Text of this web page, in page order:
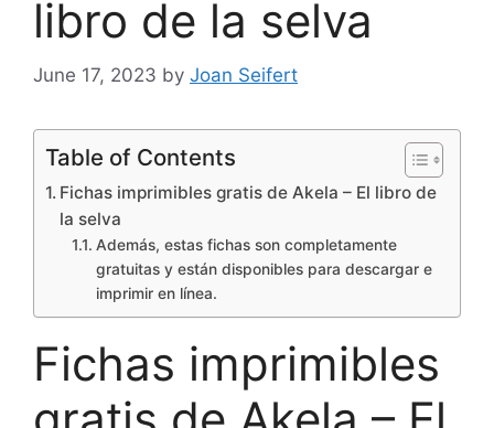
libro de la selva
June 17, 2023 by Joan Seifert
Table of Contents
Fichas imprimibles gratis de Akela – El libro de
la selva
Además, estas fichas son completamente
gratuitas y están disponibles para descargar e
imprimir en línea.
Fichas imprimibles